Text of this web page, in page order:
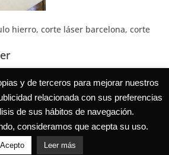
hierro, corte láser barcelona, corte
y de terceros para mejorar nuestros
relacionada con sus preferencias
de sus hábitos de navegación.
consideramos que acepta su uso.
Acepto Leer más